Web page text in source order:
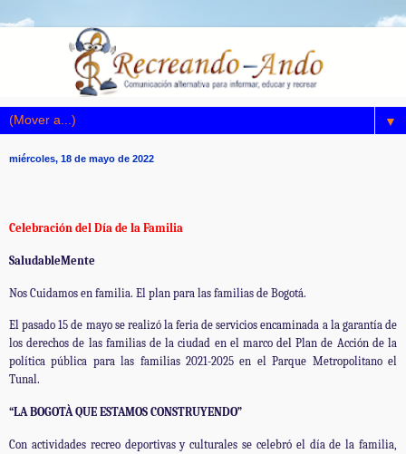
▼
miércoles, 18 de mayo de 2022
Celebración del Día de la Familia
SaludableMente
Nos Cuidamos en familia. El plan para las familias de Bogotá.
El pasado 15 de mayo se realizó la feria de servicios encaminada a la garantía de
los derechos de las familias de la ciudad en el marco del Plan de Acción de la
política pública para las familias 2021-2025 en el Parque Metropolitano el
Tunal.
“LA BOGOTÀ QUE ESTAMOS CONSTRUYENDO”
Con actividades recreo deportivas y culturales se celebró el día de la familia,